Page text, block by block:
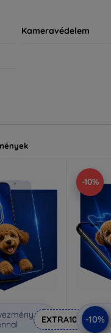
Kameravédelem
EXTRA10
-10%
-10%